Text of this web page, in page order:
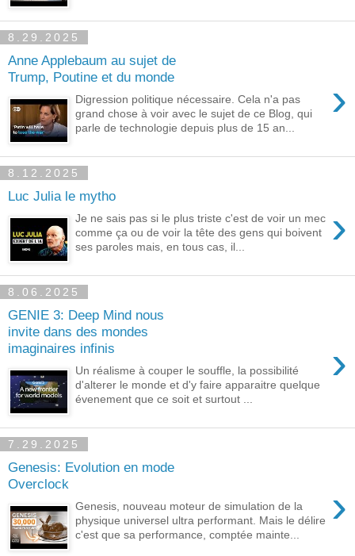
8.29.2025
Anne Applebaum au sujet de
Trump, Poutine et du monde
›
Digression politique nécessaire. Cela n'a pas
grand chose à voir avec le sujet de ce Blog, qui
parle de technologie depuis plus de 15 an...
8.12.2025
Luc Julia le mytho
›
Je ne sais pas si le plus triste c'est de voir un mec
comme ça ou de voir la tête des gens qui boivent
ses paroles mais, en tous cas, il...
8.06.2025
GENIE 3: Deep Mind nous
invite dans des mondes
imaginaires infinis
›
Un réalisme à couper le souffle, la possibilité
d'alterer le monde et d'y faire apparaitre quelque
évenement que ce soit et surtout ...
7.29.2025
Genesis: Evolution en mode
Overclock
›
Genesis, nouveau moteur de simulation de la
physique universel ultra performant. Mais le délire
c'est que sa performance, comptée mainte...